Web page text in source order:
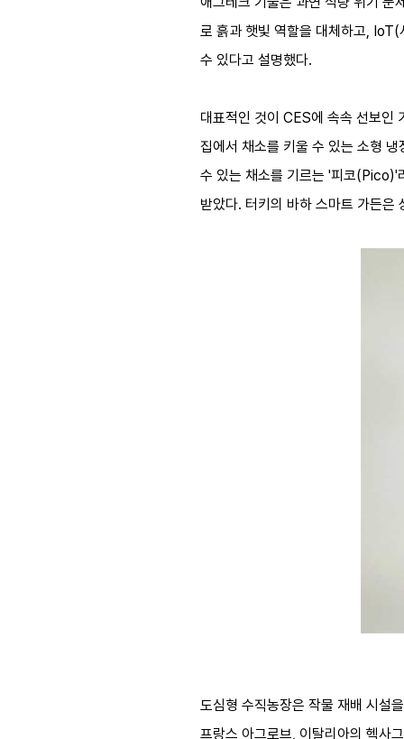
로 흙과 햇빛 역할을 대체하고,
수 있다고 설명했다.
대표적인 것이 CES에 속속 선보인
집에서 채소를 키울 수 있는 소형
수 있는 채소를 기르는 '피코(Pico)'
받았다. 터키의 바하 스마트 가든은
도심형 수직농장은 작물 재배 시설
프랑스 아그로브, 이탈리아의 헥사